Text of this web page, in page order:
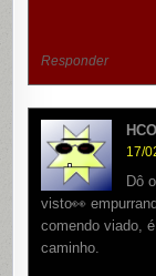
Responder
HCO
17/
Dô
visto👀
comendo viado,
caminho.